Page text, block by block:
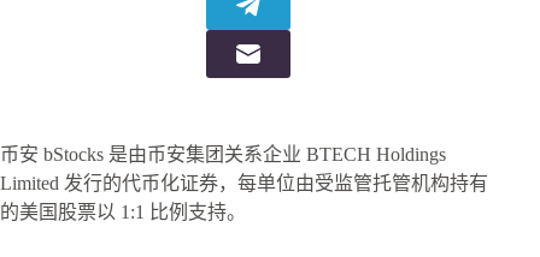
币安 bStocks 是由币安集团关系企业 BTECH Holdings
Limited 发行的代币化证券，每单位由受监管托管机构持有
的美国股票以 1:1 比例支持。